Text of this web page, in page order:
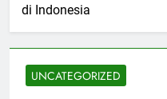
di Indonesia
UNCATEGORIZED